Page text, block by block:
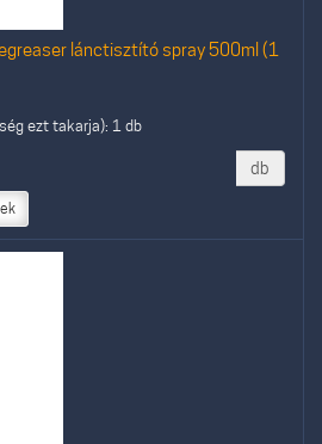
lánctisztító spray 500ml (1
ezt takarja): 1 db
db